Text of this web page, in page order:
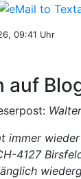
09:41 Uhr
auf
immer
4127